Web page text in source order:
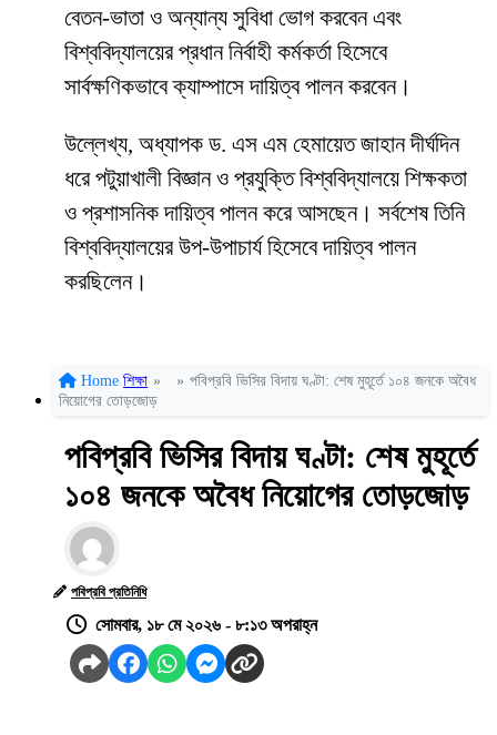
বেতন-ভাতা ও অন্যান্য সুবিধা ভোগ করবেন এবং
বিশ্ববিদ্যালয়ের প্রধান নির্বাহী কর্মকর্তা হিসেবে
সার্বক্ষণিকভাবে ক্যাম্পাসে দায়িত্ব পালন করবেন।
উল্লেখ্য, অধ্যাপক ড. এস এম হেমায়েত জাহান দীর্ঘদিন
ধরে পটুয়াখালী বিজ্ঞান ও প্রযুক্তি বিশ্ববিদ্যালয়ে শিক্ষকতা
ও প্রশাসনিক দায়িত্ব পালন করে আসছেন। সর্বশেষ তিনি
বিশ্ববিদ্যালয়ের উপ-উপাচার্য হিসেবে দায়িত্ব পালন
করছিলেন।
Home শিক্ষা » » পবিপ্রবি ভিসির বিদায় ঘণ্টা: শেষ মুহূর্তে ১০৪ জনকে অবৈধ
নিয়োগের তোড়জোড়
পবিপ্রবি ভিসির বিদায় ঘণ্টা: শেষ মুহূর্তে
১০৪ জনকে অবৈধ নিয়োগের তোড়জোড়
পবিপ্রবি প্রতিনিধি
সোমবার, ১৮ মে ২০২৬ - ৮:১৩ অপরাহ্ন